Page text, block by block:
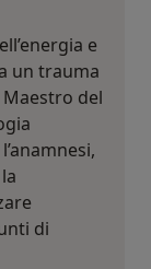
e
un trauma
del
di